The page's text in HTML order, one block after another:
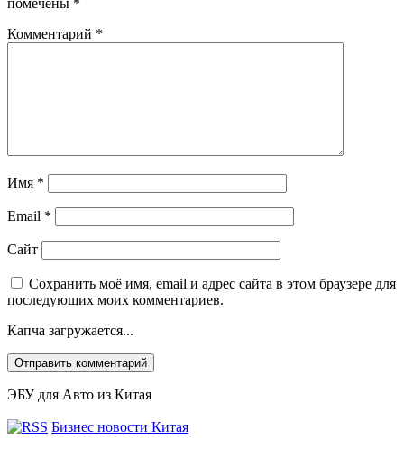
помечены *
Комментарий *
Имя *
Email *
Сайт
Сохранить моё имя, email и адрес сайта в этом браузере для
последующих моих комментариев.
Капча загружается...
ЭБУ для Авто из Китая
Бизнес новости Китая